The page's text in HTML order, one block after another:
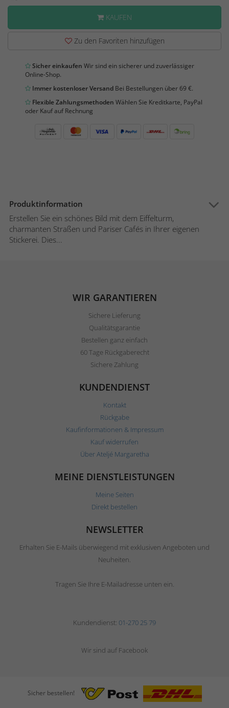
KAUFEN
Zu den Favoriten hinzufügen
Sicher einkaufen Wir sind ein sicherer und zuverlässiger
Online-Shop.
Immer kostenloser Versand Bei Bestellungen über 69 €.
Flexible Zahlungsmethoden Wählen Sie Kreditkarte, PayPal
oder Kauf auf Rechnung
Produktinformation
Erstellen Sie ein schönes Bild mit dem Eiffelturm,
charmanten Straßen und Pariser Cafés in Ihrer eigenen
Stickerei. Dies...
WIR GARANTIEREN
Sichere Lieferung
Qualitätsgarantie
Bestellen ganz einfach
60 Tage Rückgaberecht
Sichere Zahlung
KUNDENDIENST
Kontakt
Rückgabe
Kaufinformationen & Impressum
Kauf widerrufen
Über Ateljé Margaretha
MEINE DIENSTLEISTUNGEN
Meine Seiten
Direkt bestellen
NEWSLETTER
Erhalten Sie E-Mails überwiegend mit exklusiven Angeboten und
Neuheiten.
Tragen Sie Ihre E-Mailadresse unten ein.
Kundendienst: 01-270 25 79
Wir sind auf Facebook
Sicher bestellen!